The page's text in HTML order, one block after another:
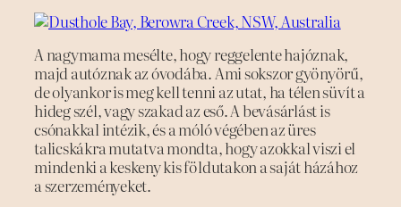
A nagymama mesélte, hogy reggelente hajóznak,
majd autóznak az óvodába. Ami sokszor gyönyörű,
de olyankor is meg kell tenni az utat, ha télen süvít a
hideg szél, vagy szakad az eső. A bevásárlást is
csónakkal intézik, és a móló végében az üres
talicskákra mutatva mondta, hogy azokkal viszi el
mindenki a keskeny kis földutakon a saját házához
a szerzeményeket.